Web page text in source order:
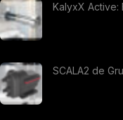
KalyxX Active:
SCALA2 de